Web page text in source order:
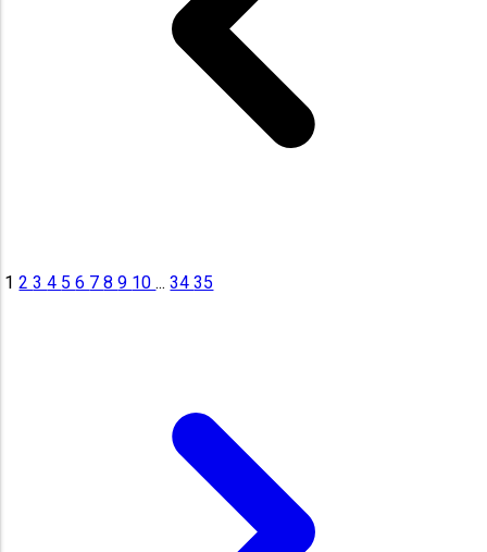
1 234 56 789 10... 3435